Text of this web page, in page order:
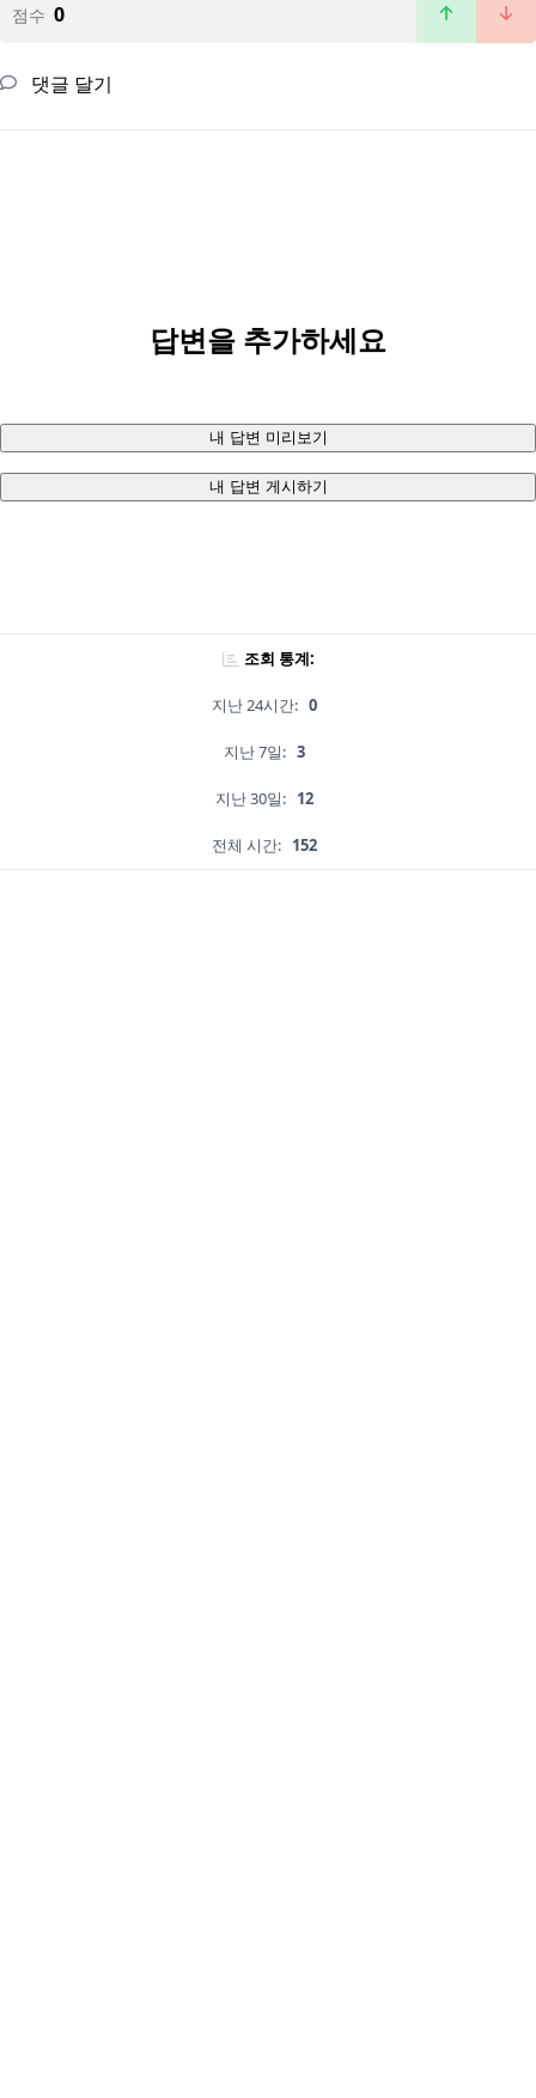
점수 0
댓글 달기
답변을 추가하세요
내 답변 미리보기
내 답변 게시하기
조회 통계:
지난 24시간: 0
지난 7일: 3
지난 30일: 12
전체 시간: 152